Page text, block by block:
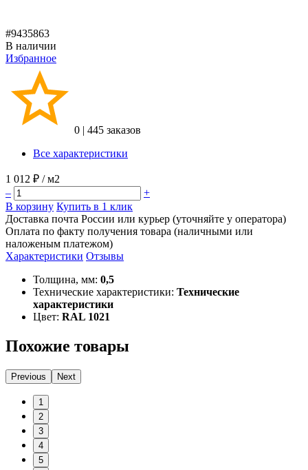
#9435863
В наличии
Избранное
0 | 445 заказов
Все характеристики
1 012 ₽ / м2
–
+
В корзину Купить в 1 клик
Доставка почта России или курьер (уточняйте у оператора)
Оплата по факту получения товара (наличными или
наложеным платежом)
Характеристики Отзывы
Толщина, мм: 0,5
Технические характеристики: Технические
характеристики
Цвет: RAL 1021
Похожие товары
Previous Next
1
2
3
4
5